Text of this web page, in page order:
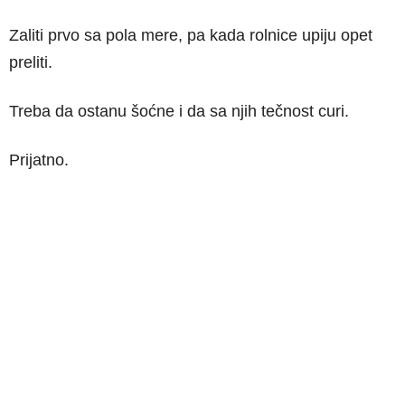
Zaliti prvo sa pola mere, pa kada rolnice upiju opet
preliti.
Treba da ostanu šoćne i da sa njih tečnost curi.
Prijatno.